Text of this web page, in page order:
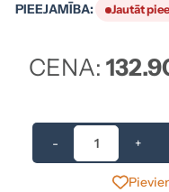
PIEEJAMĪBA: Jautāt
CENA:
- +